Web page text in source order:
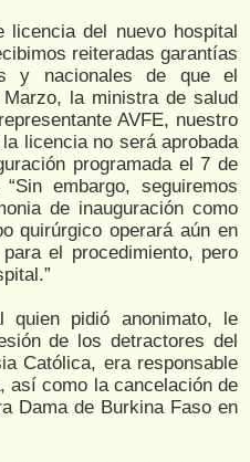
licencia del nuevo hospital
reiteradas garantías
y nacionales de que el
la ministra de salud
AVFE, nuestro
licencia no será aprobada
programada el 7 de
embargo, seguiremos
de inauguración como
quirúrgico operará aún en
el procedimiento, pero
quien pidió anonimato, le
de los detractores del
Católica, era responsable
así como la cancelación de
Dama de Burkina Faso en